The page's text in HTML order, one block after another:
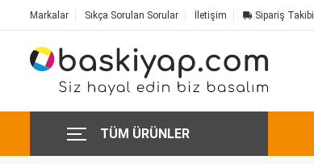
Markalar Sıkça Sorulan Sorular İletişim Sipariş Takibi
TÜM ÜRÜNLER